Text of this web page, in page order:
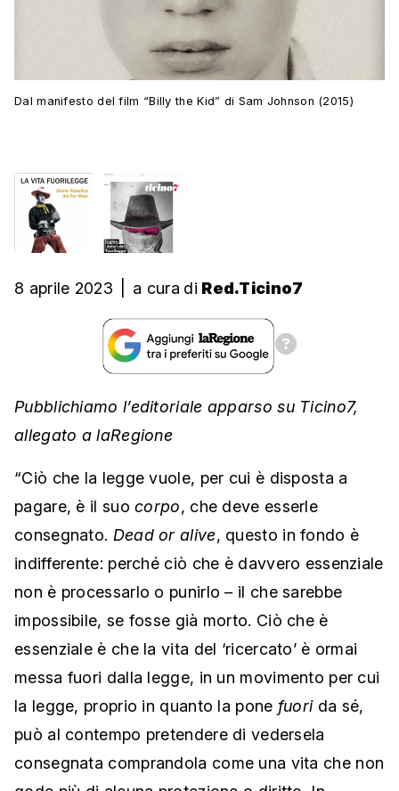
Dal manifesto del film “Billy the Kid” di Sam Johnson (2015)
8 aprile 2023 | a cura di Red.Ticino7
Pubblichiamo l’editoriale apparso su Ticino7,
allegato a laRegione
“Ciò che la legge vuole, per cui è disposta a
pagare, è il suo corpo , che deve esserle
consegnato. Dead or alive , questo in fondo è
indifferente: perché ciò che è davvero essenziale
non è processarlo o punirlo – il che sarebbe
impossibile, se fosse già morto. Ciò che è
essenziale è che la vita del ‘ricercato’ è ormai
messa fuori dalla legge, in un movimento per cui
la legge, proprio in quanto la pone fuorida sé,
può al contempo pretendere di vedersela
consegnata comprandola come una vita che non
gode più di alcuna protezione o diritto. In